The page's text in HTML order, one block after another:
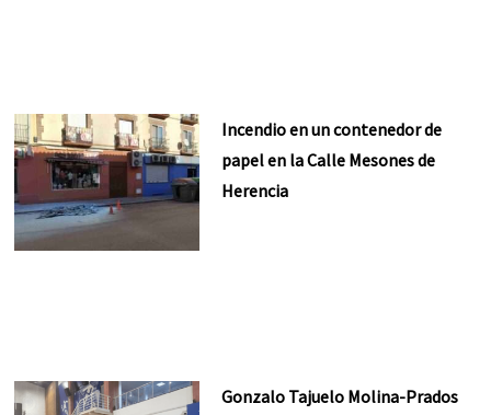
Incendio en un contenedor de
papel en la Calle Mesones de
Herencia
Gonzalo Tajuelo Molina-Prados